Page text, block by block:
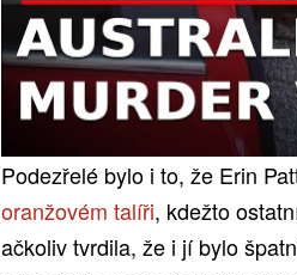
Podezřelé bylo i to, že Erin
oranžovém talíři, kdežto
ačkoliv tvrdila, že i jí bylo